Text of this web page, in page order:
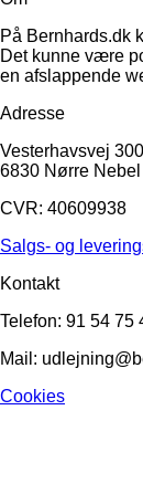
På Bernhards.dk
Det kunne være
en afslappende
Adresse
Vesterhavsvej 300
6830 Nørre Nebel
CVR: 40609938
Salgs- og
Kontakt
Telefon: 91 54 75
Mail:
Cookies